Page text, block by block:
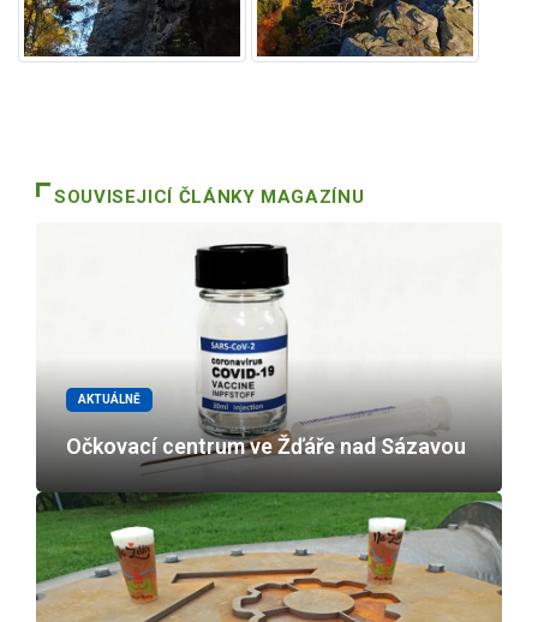
SOUVISEJICÍ ČLÁNKY MAGAZÍNU
AKTUÁLNĚ
Očkovací centrum ve Žďáře nad Sázavou